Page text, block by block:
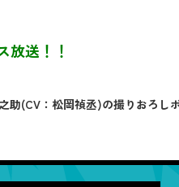
送！！
(CV：松岡禎丞)の撮りおろし